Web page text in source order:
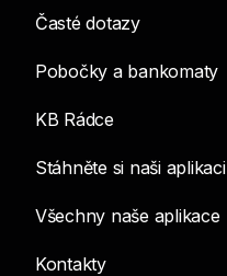
Časté dotazy
Pobočky a bankomaty
KB Rádce
Stáhněte si naši aplikaci
Všechny naše aplikace
Kontakty